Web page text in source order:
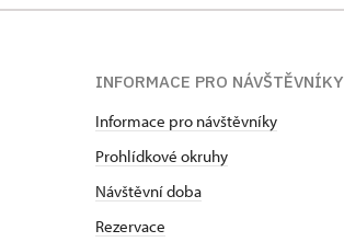
INFORMACE PRO NÁVŠTĚVNÍKY
Informace pro návštěvníky
Prohlídkové okruhy
Návštěvní doba
Rezervace